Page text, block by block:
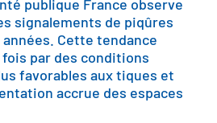
publique France observe
signalements de piqûres
Cette tendance
fois par des conditions
favorables aux tiques et
accrue des espaces